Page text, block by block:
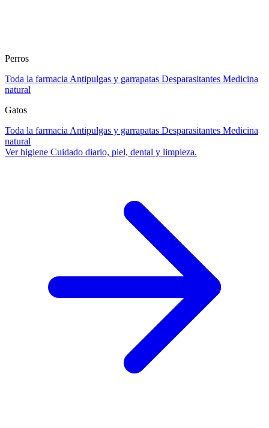
Perros
Toda la farmacia Antipulgas y garrapatas Desparasitantes Medicina
natural
Gatos
Toda la farmacia Antipulgas y garrapatas Desparasitantes Medicina
natural
Ver higiene Cuidado diario, piel, dental y limpieza.